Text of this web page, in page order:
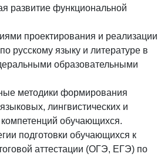
развитие функциональной
проектирования и реализации
русскому языку и литературе в
образовательными
методики формирования
лингвистических и
компетенций обучающихся.
подготовки обучающихся к
аттестации (ОГЭ, ЕГЭ) по